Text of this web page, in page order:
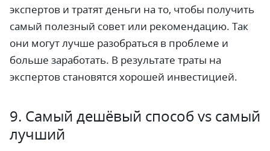
экспертов и тратят деньги на то, чтобы получить
самый полезный совет или рекомендацию. Так
они могут лучше разобраться в проблеме и
больше заработать. В результате траты на
экспертов становятся хорошей инвестицией.
9. Самый дешёвый способ vs самый
лучший